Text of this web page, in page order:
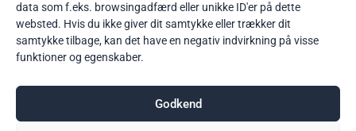
data som f.eks. browsingadfærd eller unikke ID'er på dette
websted. Hvis du ikke giver dit samtykke eller trækker dit
samtykke tilbage, kan det have en negativ indvirkning på visse
funktioner og egenskaber.
Godkend
her